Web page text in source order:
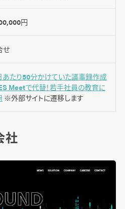
円
せ
あたり50分かけていた議事録作成
Meetで代替！若手社員の教育に
※外部サイトに遷移します
社